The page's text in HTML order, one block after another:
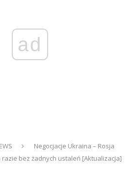
ad
Negocjacje Ukraina – Rosja
bez żadnych ustaleń [Aktualizacja]